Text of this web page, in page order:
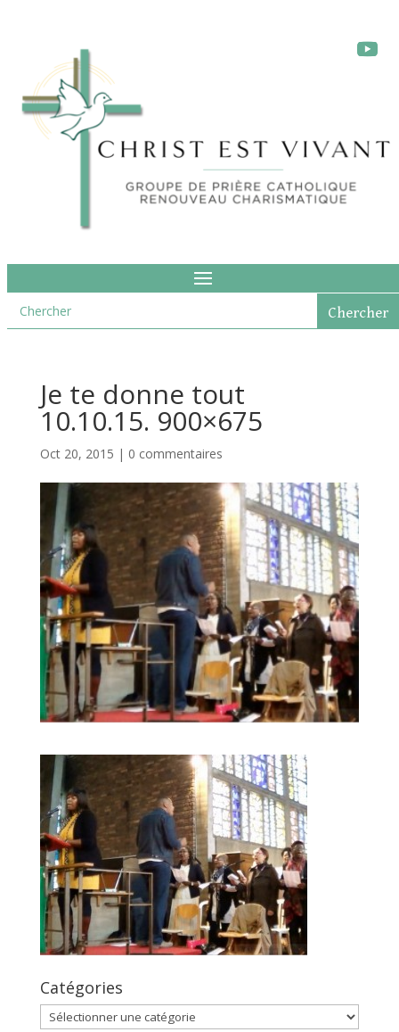
Je te donne tout
10.10.15. 900×675
Oct 20, 2015 | 0 commentaires
Catégories
Catégories